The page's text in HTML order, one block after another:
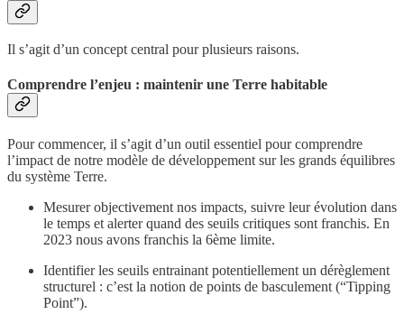
Il s’agit d’un concept central pour plusieurs raisons.
Comprendre l’enjeu : maintenir une Terre habitable
Pour commencer, il s’agit d’un outil essentiel pour comprendre
l’impact de notre modèle de développement sur les grands équilibres
du système Terre.
Mesurer objectivement nos impacts, suivre leur évolution dans
le temps et alerter quand des seuils critiques sont franchis. En
2023 nous avons franchis la 6ème limite.
Identifier les seuils entrainant potentiellement un dérèglement
structurel : c’est la notion de points de basculement (“Tipping
Point”).